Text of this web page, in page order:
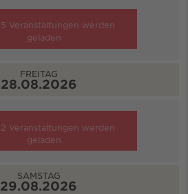
5 Veranstaltungen werden
geladen
FREITAG
28.08.2026
2 Veranstaltungen werden
geladen
SAMSTAG
29.08.2026